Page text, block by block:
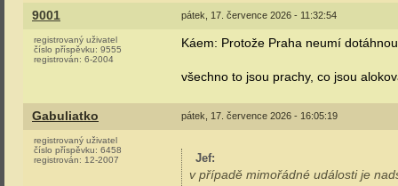
9001 pátek, 17. července 2026 - 11:32:54
registrovaný uživatel
číslo příspěvku: 9555
registrován: 6-2004
Káem: Protože Praha neumí
všechno to jsou prachy, co jsou
Gabuliatko pátek, 17. července 2026 - 16:05:19
registrovaný uživatel
číslo příspěvku: 6458
registrován: 12-2007 Jef:
v případě mimořádné události je